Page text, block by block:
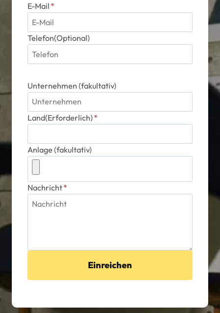
E-Mail *
Telefon(Optional)
Unternehmen (fakultativ)
Land(Erforderlich) *
Anlage (fakultativ)
Nachricht*
Einreichen